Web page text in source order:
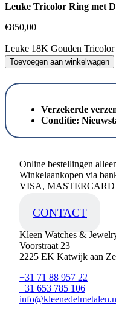
Leuke Tricolor Ring met
€850,00
Leuke 18K Gouden
Toevoegen aan winkelwagen
Verzekerde
Conditie:
Online bestellingen
Winkelaankopen via
VISA, MASTERCARD
CONTACT
Kleen Watches &
Voorstraat 23
2225 EK Katwijk aan
+31 71 88 957 22
+31 653 785 106